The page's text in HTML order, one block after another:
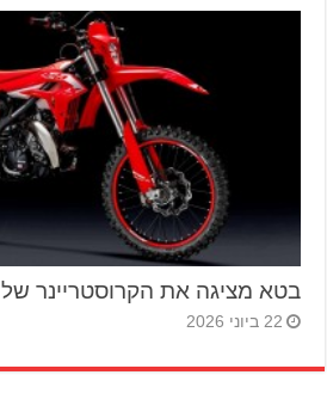
בטא מציגה את הקרוסטריינר של 2027
22 ביוני 2026